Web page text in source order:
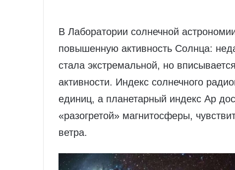
В Лаборатории солнечной
повышенную активность Солнца:
стала экстремальной, но
активности. Индекс солнечного
единиц, а планетарный индекс Ap
«разогретой» магнитосферы,
ветра.